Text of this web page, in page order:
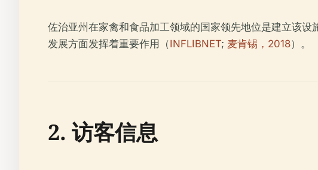
佐治亚州在家禽和食品加工领域的国家领先地位是建立该
发展方面发挥着重要作用（INFLIBNET; 麦肯锡，2018）。
2. 访客信息